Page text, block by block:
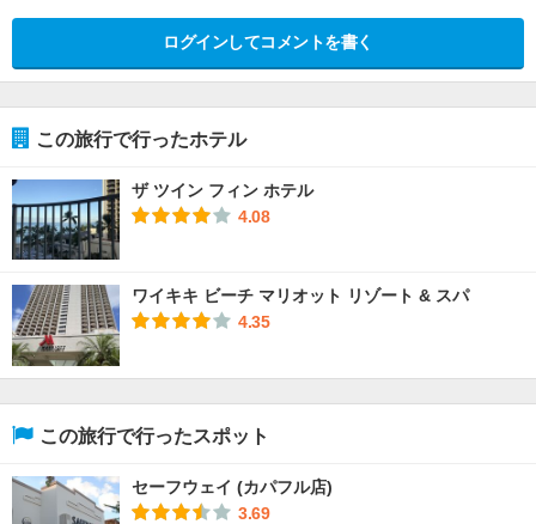
ログインしてコメントを書く
この旅行で行ったホテル
ザ ツイン フィン ホテル
4.08
ワイキキ ビーチ マリオット リゾート & スパ
4.35
この旅行で行ったスポット
セーフウェイ (カパフル店)
3.69